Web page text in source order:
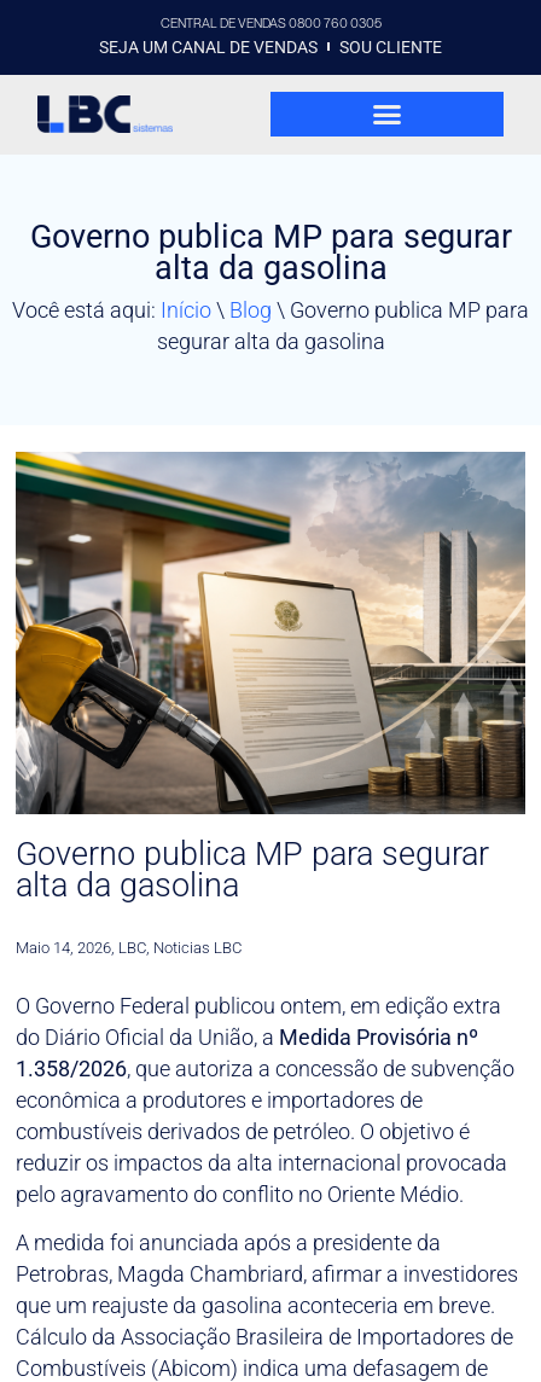
CENTRAL DE VENDAS 0800 760 0305
SEJA UM CANAL DE VENDAS SOU CLIENTE
Governo publica MP para segurar
alta da gasolina
Você está aqui: Início\ Blog \ Governo publica MP para
segurar alta da gasolina
Governo publica MP para segurar
alta da gasolina
Maio 14, 2026, LBC, Noticias LBC
O Governo Federal publicou ontem, em edição extra
do Diário Oficial da União, a Medida Provisória nº
1.358/2026, que autoriza a concessão de subvenção
econômica a produtores e importadores de
combustíveis derivados de petróleo. O objetivo é
reduzir os impactos da alta internacional provocada
pelo agravamento do conflito no Oriente Médio.
A medida foi anunciada após a presidente da
Petrobras, Magda Chambriard, afirmar a investidores
que um reajuste da gasolina aconteceria em breve.
Cálculo da Associação Brasileira de Importadores de
Combustíveis (Abicom) indica uma defasagem de